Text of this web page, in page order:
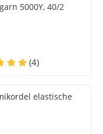
5000Y, 40/2
(4)
elastische